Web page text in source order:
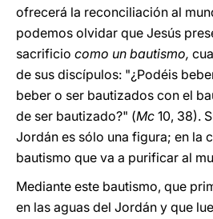
ofrecerá la reconciliación al
podemos olvidar que Jesús
sacrificio como un bautismo,
de sus discípulos: "¿Podéis
beber o ser bautizados con el
de ser bautizado?" (Mc 10, 38).
Jordán es sólo una figura; en la
bautismo que va a purificar al
Mediante este bautismo, que
en las aguas del Jordán y que